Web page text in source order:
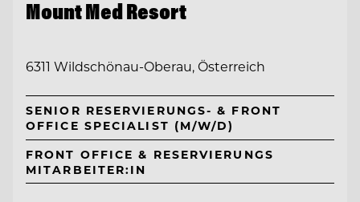
Mount Med Resort
6311 Wildschönau-Oberau, Österreich
SENIOR RESERVIERUNGS- & FRONT
OFFICE SPECIALIST (M/W/D)
FRONT OFFICE & RESERVIERUNGS
MITARBEITER:IN